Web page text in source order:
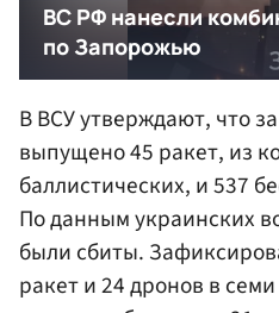
В ВСУ утверждают, что
выпущено 45 ракет, из
баллистических, и 537
По данным украинских
были сбиты.
ракет и 24 дронов в